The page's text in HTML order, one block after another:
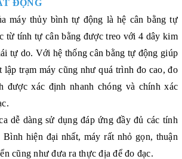
ĐỘNG
máy thủy bình tự động là hệ cân bằng tự
từ tính tự cân bằng được treo với 4 dây kim
tự do. Với hệ thống cân bằng tự động giúp
lập trạm máy cũng như quá trình đo cao, đo
được xác định nhanh chóng và chính xác
dễ dàng sử dụng đáp ứng đầy đủ các tính
hiện đại nhất, máy rất nhỏ gọn, thuận
cũng như đưa ra thực địa để đo đạc.